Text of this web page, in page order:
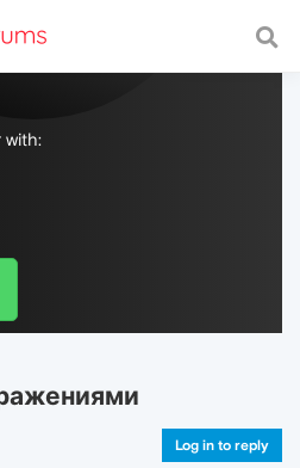
with a fast and
with:
Log in to reply